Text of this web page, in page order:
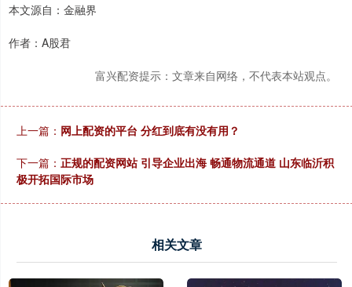
本文源自：金融界
作者：A股君
富兴配资提示：文章来自网络，不代表本站观点。
上一篇： 网上配资的平台 分红到底有没有用？
下一篇： 正规的配资网站 引导企业出海 畅通物流通道 山东临沂积
极开拓国际市场
相关文章